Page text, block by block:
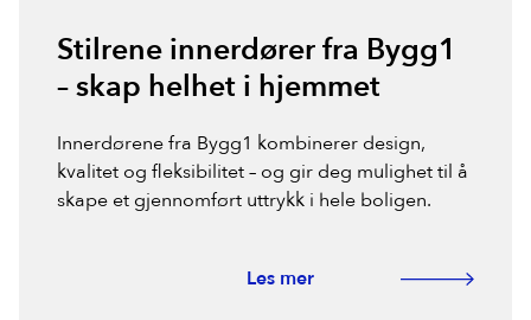
Stilrene innerdører fra Bygg1
– skap helhet i hjemmet
Innerdørene fra Bygg1 kombinerer design,
kvalitet og fleksibilitet – og gir deg mulighet til å
skape et gjennomført uttrykk i hele boligen.
Les mer